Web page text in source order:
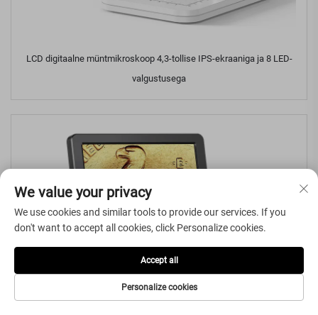
LCD digitaalne müntmikroskoop 4,3-tollise IPS-ekraaniga ja 8 LED-
valgustusega
We value your privacy
We use cookies and similar tools to provide our services. If you
don't want to accept all cookies, click Personalize cookies.
Personalize cookies
Accept all